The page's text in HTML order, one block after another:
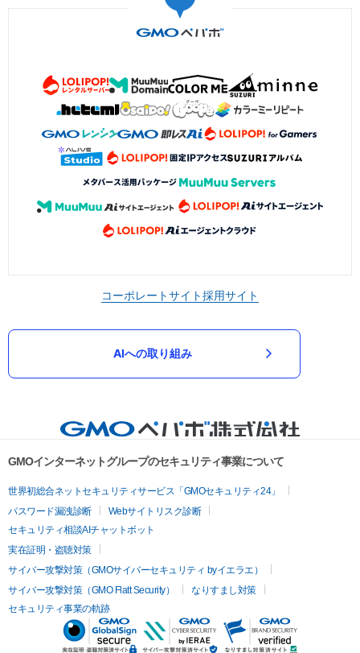
コーポレートサイト採用サイト
AIへの取り組み
GMOインターネットグループのセキュリティ事業について
世界初総合ネットセキュリティサービス「GMOセキュリティ24」
パスワード漏洩診断
Webサイトリスク診断
セキュリティ相談AIチャットボット
実在証明・盗聴対策
サイバー攻撃対策（GMOサイバーセキュリティ byイエラエ）
サイバー攻撃対策（GMO Flatt Security）
なりすまし対策
セキュリティ事業の軌跡